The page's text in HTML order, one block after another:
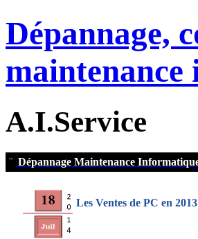
Dépannage,
A.I.Service
¨ Dépannage Maintenance
Les Ventes de PC en